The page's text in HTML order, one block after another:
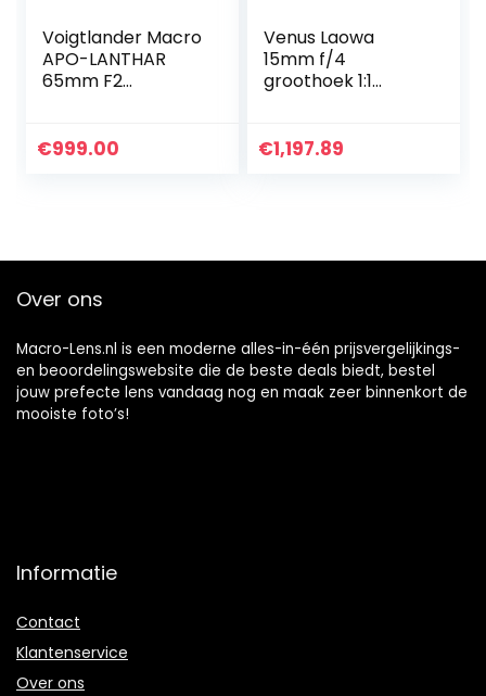
Voigtlander Macro
APO-LANTHAR
65mm F2
Mount Camera
€999.00
Venus Laowa
15mm f/4
groothoek 1:1
Canon EF Mount
€1,197.89
Over ons
Macro-Lens.nl is een moderne alles-in-één prijsvergelijkings-
en beoordelingswebsite die de beste deals biedt, bestel
jouw prefecte lens vandaag nog en maak zeer binnenkort de
mooiste foto’s!
Informatie
Contact
Klantenservice
Over ons